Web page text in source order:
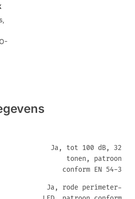
Ja, tot 100 dB, 32
tonen, patroon
conform EN 54-3
Ja, rode perimeter-